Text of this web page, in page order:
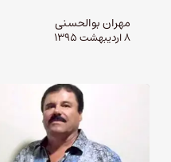
مهران بوالحسنی
۸ اردیبهشت ۱۳۹۵